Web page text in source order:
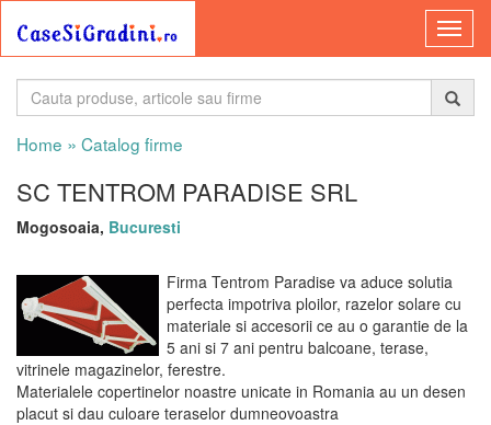
Home » Catalog firme
SC TENTROM PARADISE SRL
Mogosoaia, Bucuresti
Firma Tentrom Paradise va aduce solutia
perfecta impotriva ploilor, razelor solare cu
materiale si accesorii ce au o garantie de la
5 ani si 7 ani pentru balcoane, terase,
vitrinele magazinelor, ferestre.
Materialele copertinelor noastre unicate in Romania au un desen
placut si dau culoare teraselor dumneovoastra